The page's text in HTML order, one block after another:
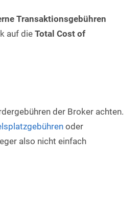
Transaktionsgebühren
auf die Total Cost of
der Broker achten.
oder
also nicht einfach